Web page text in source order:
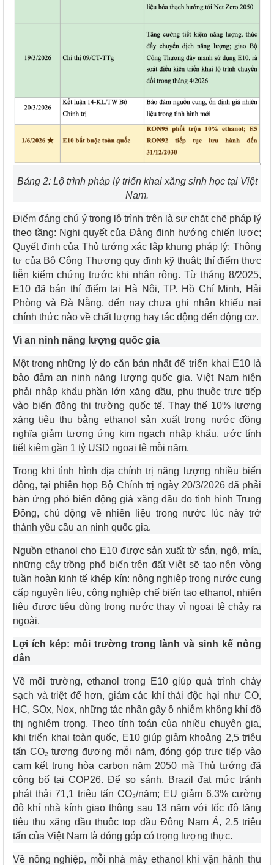
Bảng 2: Lộ trình pháp lý triển khai xăng sinh học tại Việt
Nam.
Điểm đáng chú ý trong lộ trình trên là sự chặt chẽ pháp lý
theo tầng: Nghị quyết của Đảng định hướng chiến lược;
Quyết định của Thủ tướng xác lập khung pháp lý; Thông
tư của Bộ Công Thương quy định kỹ thuật; thí điểm thực
tiễn kiểm chứng trước khi nhân rộng. Từ tháng 8/2025,
E10 đã bán thí điểm tại Hà Nội, TP. Hồ Chí Minh, Hải
Phòng và Đà Nẵng, đến nay chưa ghi nhận khiếu nại
chính thức nào về chất lượng hay tác động đến động cơ.
Vì an ninh năng lượng quốc gia
Một trong những lý do căn bản nhất để triển khai E10 là
bảo đảm an ninh năng lượng quốc gia. Việt Nam hiện
phải nhập khẩu phần lớn xăng dầu, phụ thuộc trực tiếp
vào biến động thị trường quốc tế. Thay thế 10% lượng
xăng tiêu thụ bằng ethanol sản xuất trong nước đồng
nghĩa giảm tương ứng kim ngạch nhập khẩu, ước tính
tiết kiệm gần 1 tỷ USD ngoại tệ mỗi năm.
Trong khi tình hình địa chính trị năng lượng nhiều biến
động, tại phiên họp Bộ Chính trị ngày 20/3/2026 đã phải
bàn ứng phó biến động giá xăng dầu do tình hình Trung
Đông, chủ động về nhiên liệu trong nước lúc này trở
thành yêu cầu an ninh quốc gia.
Nguồn ethanol cho E10 được sản xuất từ sắn, ngô, mía,
những cây trồng phổ biến trên đất Việt sẽ tạo nên vòng
tuần hoàn kinh tế khép kín: nông nghiệp trong nước cung
cấp nguyên liệu, công nghiệp chế biến tạo ethanol, nhiên
liệu được tiêu dùng trong nước thay vì ngoại tệ chảy ra
ngoài.
Lợi ích kép: môi trường trong lành và sinh kế nông
dân
Về môi trường, ethanol trong E10 giúp quá trình cháy
sạch và triệt để hơn, giảm các khí thải độc hại như CO,
HC, SOx, Nox, những tác nhân gây ô nhiễm không khí đô
thị nghiêm trọng. Theo tính toán của nhiều chuyên gia,
khi triển khai toàn quốc, E10 giúp giảm khoảng 2,5 triệu
tấn CO₂ tương đương mỗi năm, đóng góp trực tiếp vào
cam kết trung hòa carbon năm 2050 mà Thủ tướng đã
công bố tại COP26. Để so sánh, Brazil đạt mức tránh
phát thải 71,1 triệu tấn CO₂/năm; EU giảm 6,3% cường
độ khí nhà kính giao thông sau 13 năm với tốc độ tăng
tiêu thụ xăng dầu thuộc top đầu Đông Nam Á, 2,5 triệu
tấn của Việt Nam là đóng góp có trọng lượng thực.
Về nông nghiệp, mỗi nhà máy ethanol khi vận hành thu